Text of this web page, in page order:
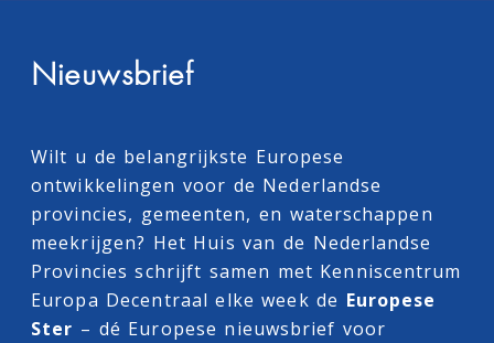
Nieuwsbrief
Wilt u de belangrijkste Europese
ontwikkelingen voor de Nederlandse
provincies, gemeenten, en waterschappen
meekrijgen? Het Huis van de Nederlandse
Provincies schrijft samen met Kenniscentrum
Europa Decentraal elke week de Europese
Ster – dé Europese nieuwsbrief voor